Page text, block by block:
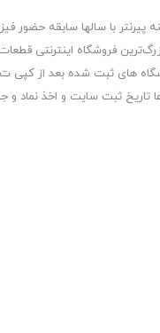
پیرنتر با سالها سابقه حضور
فروشگاه اینترنتی قطعات
های ثبت شده بعد از کپی ت
تاریخ ثبت سایت و اخذ نماد